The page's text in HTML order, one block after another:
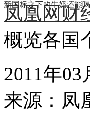
新国标之下的牛奶还能
凤凰网财
概览各国
2011年03
来源： 凤